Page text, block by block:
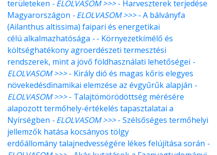
területeken - ELOLVASOM >>> - Harveszterek terjedése
Magyarországon - ELOLVASOM >>> - A bálványfa
(Ailanthus altissima) faipari és energetikai
célú alkalmazhatósága - - Környezetkímélő és
költséghatékony agroerdészeti termesztési
rendszerek, mint a jövő földhasználati lehetőségei -
ELOLVASOM >>> - Király dió és magas kőris elegyes
növekedésdinamikai elemzése az évgyűrűk alapján -
ELOLVASOM >>> - Talajtömörödöttség mérésére
alapozott termőhely-értékelés tapasztalatai a
Nyírségben - ELOLVASOM >>> - Szélsőséges termőhelyi
jellemzők hatása kocsányos tölgy
erdőállomány talajnedvességére lékes felújítása során -